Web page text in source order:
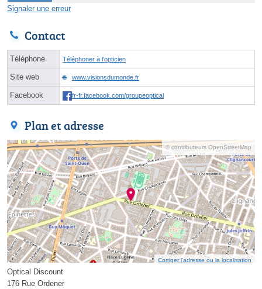
Signaler une erreur
Contact
Téléphone Téléphoner à l'opticien
Site web www.visionsdumonde.fr
Facebook fr-fr.facebook.com/groupeoptical
Plan et adresse
© contributeurs OpenStreetMap
Corriger l’adresse ou la localisation
Optical Discount
176 Rue Ordener